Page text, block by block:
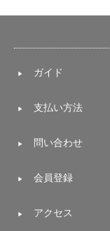
ガイド
支払い方法
問い合わせ
会員登録
アクセス